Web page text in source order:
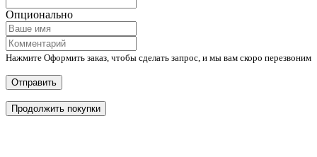
Опционально
Нажмите Оформить заказ, чтобы сделать запрос, и мы вам скоро перезвоним
Отправить
Продолжить покупки